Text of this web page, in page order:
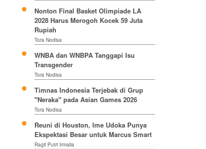
Nonton Final Basket Olimpiade LA
2028 Harus Merogoh Kocek 59 Juta
Rupiah
Tora Nodisa
WNBA dan WNBPA Tanggapi Isu
Transgender
Tora Nodisa
Timnas Indonesia Terjebak di Grup
"Neraka" pada Asian Games 2026
Tora Nodisa
Reuni di Houston, Ime Udoka Punya
Ekspektasi Besar untuk Marcus Smart
Ragil Putri Irmalia